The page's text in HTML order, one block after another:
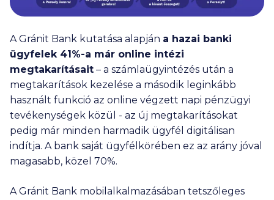
A Gránit Bank kutatása alapján a hazai banki
ügyfelek 41%-a már online intézi
megtakarításait – a számlaügyintézés után a
megtakarítások kezelése a második leginkább
használt funkció az online végzett napi pénzügyi
tevékenységek közül - az új megtakarításokat
pedig már minden harmadik ügyfél digitálisan
indítja. A bank saját ügyfélkörében ez az arány jóval
magasabb, közel 70%.
A Gránit Bank mobilalkalmazásában tetszőleges